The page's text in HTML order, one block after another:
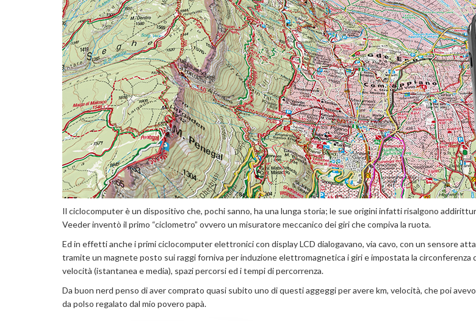
Il ciclocomputer è un dispositivo che, pochi sanno, ha una lunga storia; le sue origini infatti risalgono
Veeder inventò il primo “ciclometro” ovvero un misuratore meccanico dei giri che compiva la ruota.
Ed in effetti anche i primi ciclocomputer elettronici con display LCD dialogavano, via cavo, con un sensore
tramite un magnete posto sui raggi forniva per induzione elettromagnetica i giri e impostata la circonferenza
velocità (istantanea e media), spazi percorsi ed i tempi di percorrenza.
Da buon nerd penso di aver comprato quasi subito uno di questi aggeggi per avere km, velocità, che poi
da polso regalato dal mio povero papà.